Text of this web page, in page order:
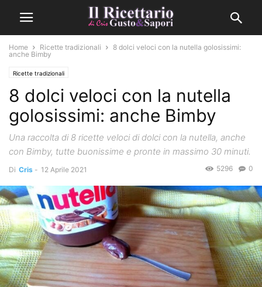
Home Ricette tradizionali
8 dolci veloci con la nutella golosissimi:
anche Bimby
Ricette tradizionali
8 dolci veloci con la nutella
golosissimi: anche Bimby
Una raccolta di 8 ricette veloci di dolci con la nutella, anche
con Bimby, tutte buonissime e pronte in massimo 30 minuti.
Di Cris - 12 Aprile 2021 0
5296